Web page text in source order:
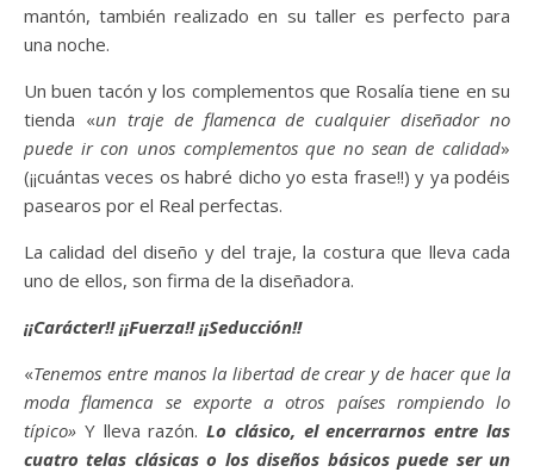
mantón, también realizado en su taller es perfecto para
una noche.
Un buen tacón y los complementos que Rosalía tiene en su
tienda «un traje de flamenca de cualquier diseñador no
puede ir con unos complementos que no sean de calidad»
(¡¡cuántas veces os habré dicho yo esta frase!!) y ya podéis
pasearos por el Real perfectas.
La calidad del diseño y del traje, la costura que lleva cada
uno de ellos, son firma de la diseñadora.
¡¡Carácter!! ¡¡Fuerza!! ¡¡Seducción!!
«Tenemos entre manos la libertad de crear y de hacer que la
moda flamenca se exporte a otros países rompiendo lo
típico» Y lleva razón.Lo clásico, el encerrarnos entre las
cuatro telas clásicas o los diseños básicos puede ser un